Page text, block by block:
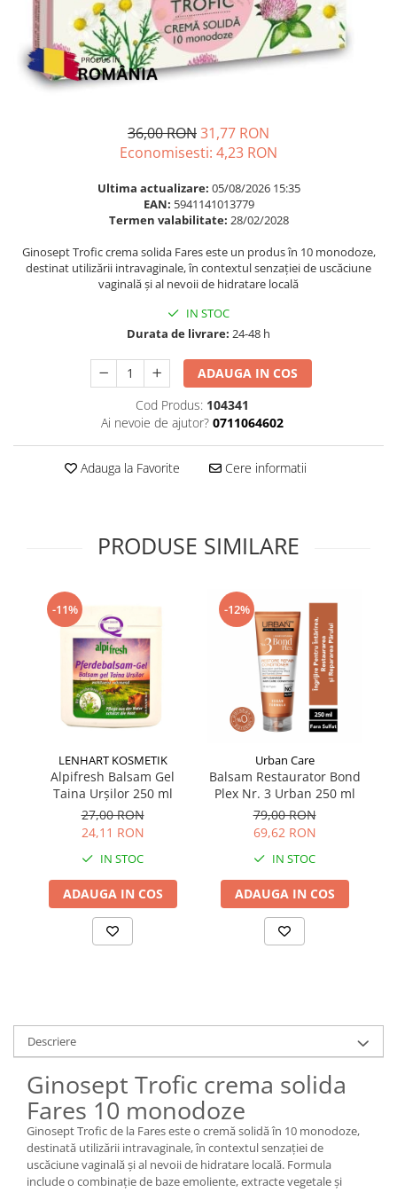
Omega 3
Par si unghii
Probiotice si prebiotice
Slabire si control greutate
Somn stres si anxietate
Supliment Calciu
Supliment Complexe
Supliment Magneziu
Supliment Vitamina B
Supliment Vitamina C
Supliment Vitamina D3
Supliment Zinc
Vitamine si minerale
Ingrijire par
Balsam masca si tratament
Produse cu SPF Pentru Fata
Repelenti insecte
36,00 RON31,77 RON
Economisesti: 4,23 RON
Ultima actualizare: 05/08/2026 15:35
EAN: 5941141013779
Termen valabilitate: 28/02/2028
Ginosept Trofic crema solida Fares este un produs în 10 monodoze,
destinat utilizării intravaginale, în contextul senzației de uscăciune
vaginală și al nevoii de hidratare locală
IN STOC
Durata de livrare: 24-48 h
ADAUGA IN COS
Cod Produs: 104341
Ai nevoie de ajutor? 0711064602
Adauga la Favorite Cere informatii
PRODUSE SIMILARE
-11%
LENHART KOSMETIK
Alpifresh Balsam Gel
Taina Urșilor 250 ml
27,00 RON
24,11 RON
IN STOC
ADAUGA IN COS
-12%
Urban Care
Balsam Restaurator Bond
Plex Nr. 3 Urban 250 ml
79,00 RON
69,62 RON
IN STOC
ADAUGA IN COS
Descriere
Ginosept Trofic crema solida
Fares 10 monodoze
Ginosept Trofic de la Fares este o cremă solidă în 10 monodoze,
destinată utilizării intravaginale, în contextul senzației de
uscăciune vaginală și al nevoii de hidratare locală. Formula
include o combinație de baze emoliente, extracte vegetale și